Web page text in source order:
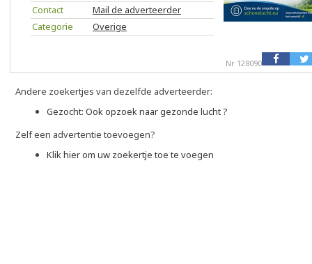
Contact
Mail de adverteerder
Categorie
Overige
Nr 128090
Andere zoekertjes van dezelfde adverteerder:
Gezocht: Ook opzoek naar gezonde lucht ?
Zelf een advertentie toevoegen?
Klik hier om uw zoekertje toe te voegen